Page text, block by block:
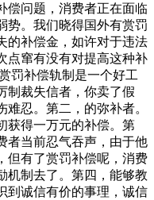
偿问题，消费者正在面临
势。我们晓得国外有赏罚
的补偿金，如许对于违法
点窜有没有对提高这种补
罚补偿轨制是一个好工
制裁失信者，你卖了假
忍。第二，的弥补者。
获得一万元的补偿。第
者当前忍气吞声，由于他
但有了赏罚补偿呢，消费
机制去了。第四，能够教
到诚信有价的事理，诚信